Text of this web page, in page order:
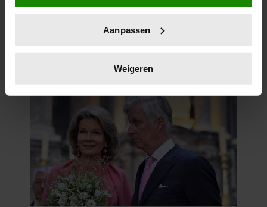
locatie, die tot een paar meter nauwkeurig kan zijn
scannen op specifieke eigenschappen (fingerprinting)
verwerkt en stel uw voorkeuren in het
intrekken in de Cookieverklaring.
We gebruiken cookies om content en advertenties te
personaliseren, om functies voor social media te bieden
en om ons websiteverkeer te analyseren. Ook delen we
informatie over uw gebruik van onze site met onze
partners voor social media, adverteren en analyse. Deze
partners kunnen deze gegevens combineren met andere
Aanpassen
Weigeren